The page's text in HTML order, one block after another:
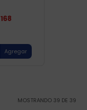
168
MOSTRANDO 39 DE 39